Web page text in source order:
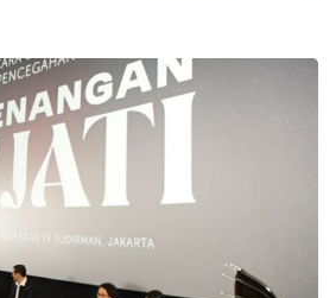
menghadiri rilis film “Kemenangan Sejati”
bersama dalam penguatan karakter bangsa
Senin (2/12/2024) hari ini. (Foto: Biro
Masyarakat Kemendikdasmen)